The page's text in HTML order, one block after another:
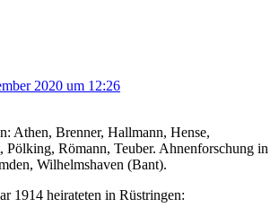
2020 um 12:26
Athen, Brenner, Hallmann, Hense,
Pölking, Römann, Teuber. Ahnenforschung in
Wilhelmshaven (Bant).
1914 heirateten in Rüstringen: